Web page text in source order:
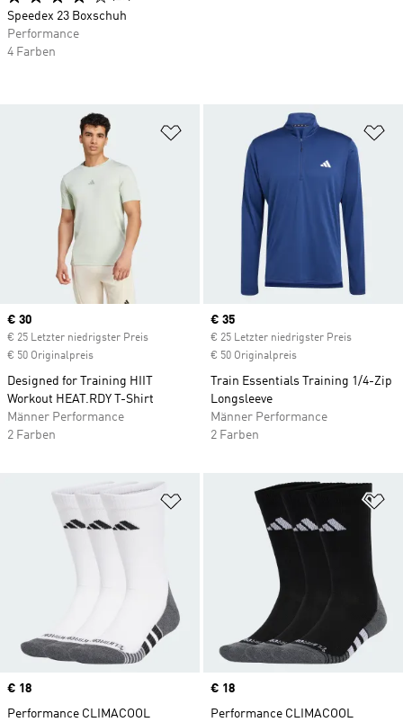
Zur Wunschliste hinzufügen
Current price
€ 30
€ 25 Letzter niedrigster Preis
€ 50 Originalpreis
Designed for Training HIIT
Workout HEAT.RDY T-Shirt
Männer Performance
2 Farben
Current price
€ 35
€ 25 Letzter niedrigster Preis
€ 50 Originalpreis
Train Essentials Training 1/4-Zip
Longsleeve
Männer Performance
2 Farben
Zur Wunschliste hinzufügen
Price
€ 18
Performance CLIMACOOL
Price
€ 18
Performance CLIMACOOL
Speedex 23 Boxschuh
Performance
4 Farben